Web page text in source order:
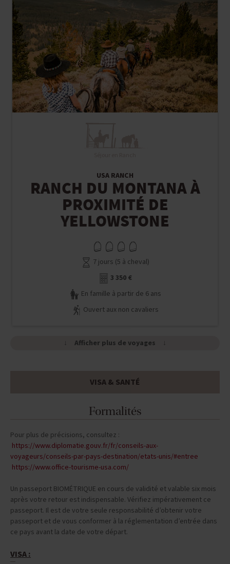
USA RANCH
RANCH DU MONTANA À
PROXIMITÉ DE
YELLOWSTONE
7 jours (5 à cheval)
3 350 €
En famille à partir de 6 ans
Ouvert aux non cavaliers
Afficher plus de voyages
VISA & SANTÉ
Formalités
Pour plus de précisions, consultez :
https://www.diplomatie.gouv.fr/fr/conseils-aux-
voyageurs/conseils-par-pays-destination/etats-unis/#entree
https://www.office-tourisme-usa.com/
Un passeport BIOMÉTRIQUE en cours de validité et valable six mois
après votre retour est indispensable. Vérifiez impérativement ce
passeport. Il est de votre seule responsabilité d’obtenir votre
passeport et de vous conformer à la réglementation d’entrée dans
ce pays avant la date de votre départ.
VISA :